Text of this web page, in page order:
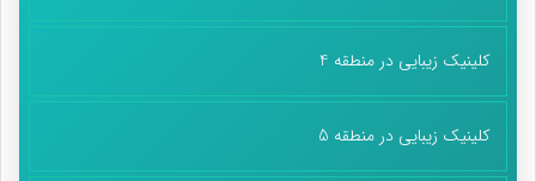
کلینیک زیبایی در منطقه 4
کلینیک زیبایی در منطقه 5